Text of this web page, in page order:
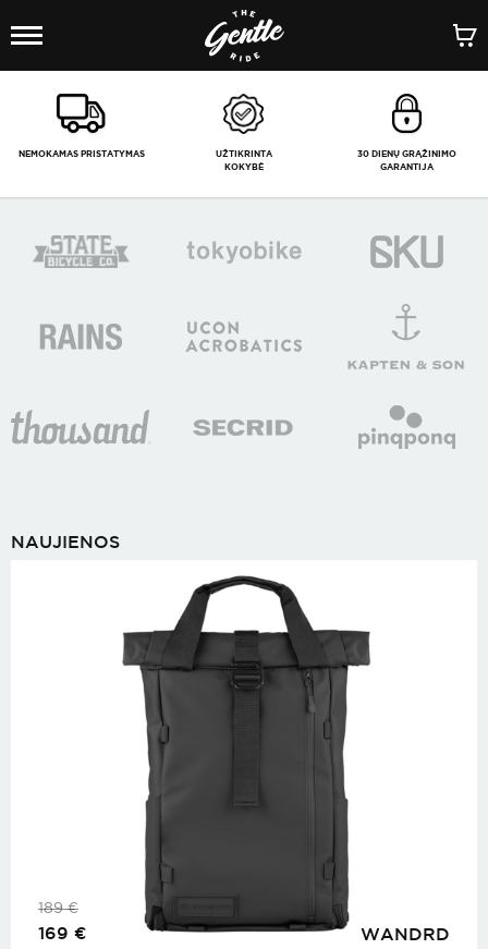
1/-
NEMOKAMAS PRISTATYMAS
UŽTIKRINTA
KOKYBĖ
30 DIENŲ GRĄŽINIMO
GARANTIJA
NAUJIENOS
WANDRD
189€
169 €